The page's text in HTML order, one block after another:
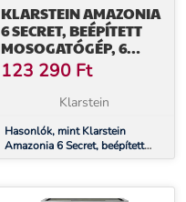
KLARSTEIN AMAZONIA
6 SECRET, BEÉPÍTETT
MOSOGATÓGÉP, 6
PROGRAM, FEHÉR
123 290 Ft
Klarstein
Hasonlók, mint Klarstein
Amazonia 6 Secret, beépített
mosogatógép, 6 program, fehér